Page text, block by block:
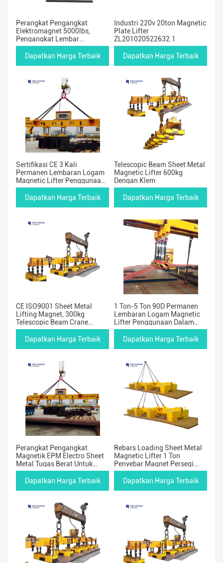
Perangkat Pengangkat
Elektromagnet 5000lbs,
Pengangkat Lembar
Magnetik NdFeB
Dapatkan Harga Terbaik
Industri 220v 20ton Magnetic
Plate Lifter
ZL201020522632.1
Dapatkan Harga Terbaik
Sertifikasi CE 3 Kali
Permanen Lembaran Logam
Magnetic Lifter Penggunaan
Luar Ruangan 15ton
Dapatkan Harga Terbaik
Telescopic Beam Sheet Metal
Magnetic Lifter 600kg
Dengan Klem
Dapatkan Harga Terbaik
CE ISO9001 Sheet Metal
Lifting Magnet, 300kg
Telescopic Beam Crane
Electromagnet
Dapatkan Harga Terbaik
1 Ton-5 Ton 90D Permanen
Lembaran Logam Magnetic
Lifter Penggunaan Dalam
Ruangan
Dapatkan Harga Terbaik
Perangkat Pengangkat
Magnetik EPM Electro Sheet
Metal Tugas Berat Untuk
Galangan Kapal 10ton
Dapatkan Harga Terbaik
Rebars Loading Sheet Metal
Magnetic Lifter 1 Ton
Penyebar Magnet Persegi
Panjang
Dapatkan Harga Terbaik